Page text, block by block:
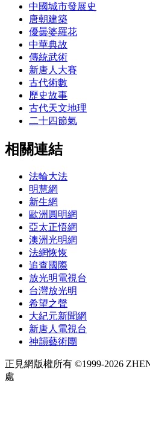
中國城市發展史
唐朝建築
優曇婆羅花
中華典故
傳統武術
新唐人大賽
古代術數
歷史故事
古代天文地理
二十四節氣
相關連結
法輪大法
明慧網
新生網
歐洲圓明網
亞太正悟網
澳洲光明網
法網恢恢
追查國際
放光明電視台
台灣放光明
希望之聲
大紀元新聞網
新唐人電視台
神韻藝術團
正見網版權所有 ©1999-2026
處